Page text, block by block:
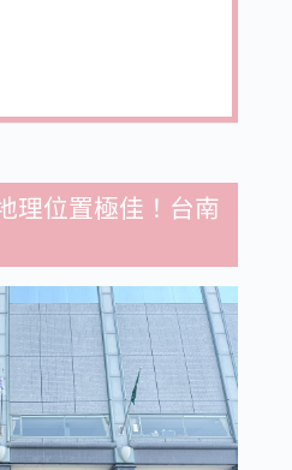
理位置極佳！台南